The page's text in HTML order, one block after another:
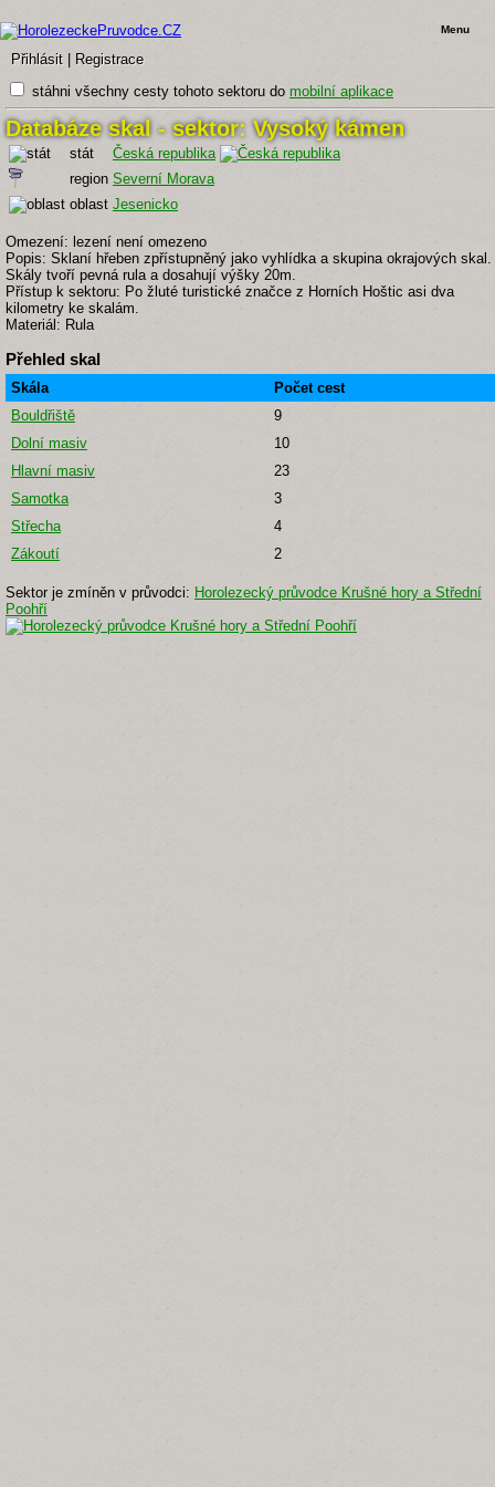
Přihlásit Registrace
Menu
stáhni všechny cesty tohoto sektoru do mobilní aplikace
Databáze skal - sektor: Vysoký kámen
stát
Česká republika
region Severní Morava
oblast Jesenicko
Omezení: lezení není omezeno
Popis: Sklaní hřeben zpřístupněný jako vyhlídka a skupina okrajových skal.
Skály tvoří pevná rula a dosahují výšky 20m.
Přístup k sektoru: Po žluté turistické značce z Horních Hoštic asi dva
kilometry ke skalám.
Materiál: Rula
Přehled skal
Skála
Počet cest
Bouldřiště
9
Dolní masiv
10
Hlavní masiv
23
Samotka
3
Střecha
4
Zákoutí
2
Sektor je zmíněn v průvodci: Horolezecký průvodce Krušné hory a Střední
Poohří